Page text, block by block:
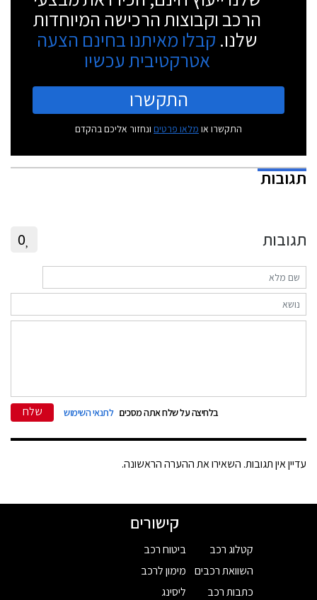
הרכב וקבוצות הרכישה המיוחדות
שלנו. קבלו מאיתנו בחינם הצעה
אטרקטיבית עכשיו
התקשרו
התקשרו או מלאו פרטים ונחזור אליכם בהקדם
תגובות
תגובות 0
בלחיצה על שלח אתה מסכים לתנאי השימוש שלח
עדיין אין תגובות. השאירו את ההערה הראשונה.
קישורים
קטלוג רכב
השוואת רכבים
כתבות רכב
ביטוח רכב
מימון לרכב
ליסינג